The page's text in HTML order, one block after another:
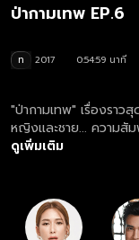
ป่ากามเทพ EP.6
ท 2017
0:54:59 นาที
"ป่ากามเทพ" เรื่องรา
หญิงและชาย... ความสั
ทางในป่าใหญ่ที่เต็มไปด้
ดูเพิ่มเติม